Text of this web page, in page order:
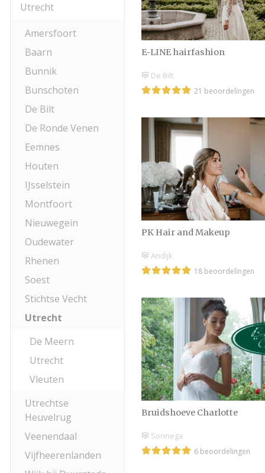
Utrecht
Amersfoort
Baarn
Bunnik
Bunschoten
De Bilt
De Ronde Venen
Eemnes
Houten
IJsselstein
Montfoort
Nieuwegein
Oudewater
Rhenen
Soest
Stichtse Vecht
Utrecht
De Meern
Utrecht
Vleuten
Utrechtse
Heuvelrug
Veenendaal
Vijfheerenlanden
E-LINE hairfashion
De Bilt
21 beoordelingen
PK Hair and Makeup
Andijk
18 beoordelingen
Bruidshoeve Charlotte
Sonnega
6 beoordelingen